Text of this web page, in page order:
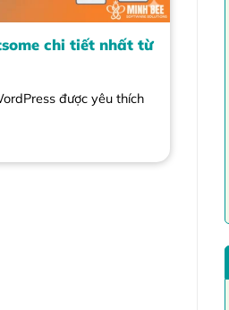
chi tiết nhất từ
được yêu thích